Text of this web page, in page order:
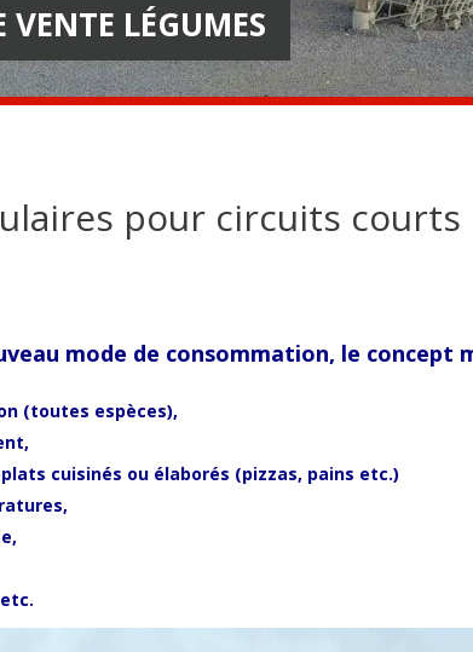
LÉGUMES
pour circuits courts
mode de consommation, le concept
(toutes espèces),
lats cuisinés ou élaborés (pizzas, pains etc.)